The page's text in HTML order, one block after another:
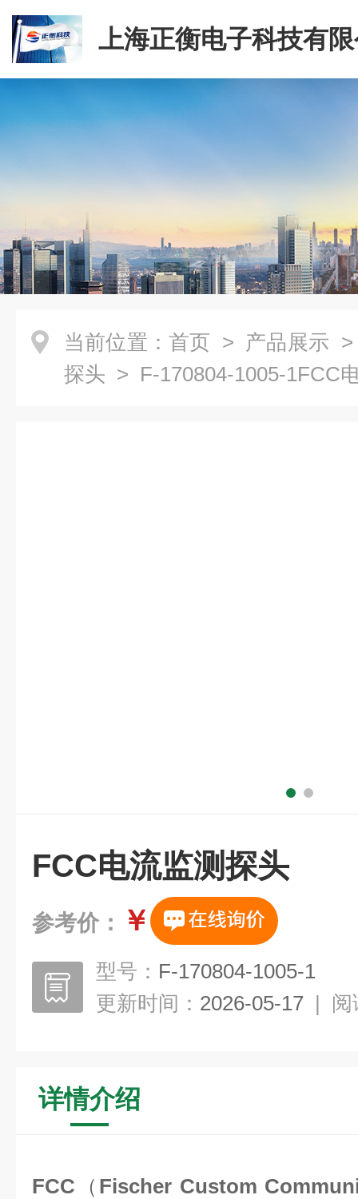
上海正衡电子科技有
当前位置： 首页 > 产品展示
探头 > F-170804-1005-1FCC
FCC电流监测探头
参考价： ￥
型号： F-170804-1005-1
更新时间： 2026-05-17 | 阅
详情介绍
FCC （ Fischer Custom